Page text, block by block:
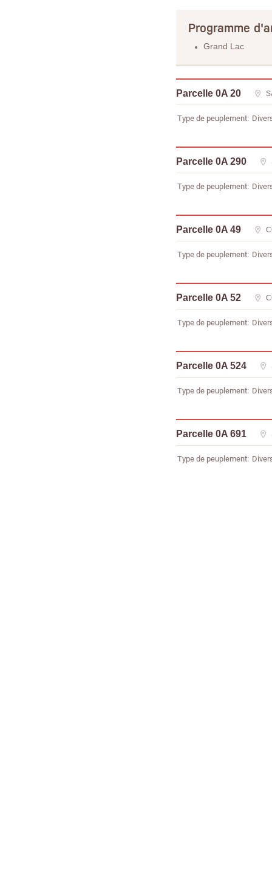
Programme
Grand Lac
Parcelle 0A 20
Type de peuplement
Parcelle 0A 290
Type de peuplement
Parcelle 0A 49
Type de peuplement
Parcelle 0A 52
Type de peuplement
Parcelle 0A 524
Type de peuplement
Parcelle 0A 691
Type de peuplement